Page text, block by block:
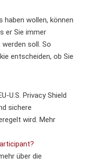
haben wollen, können
er Sie immer
soll. So
entscheiden, ob Sie
U.S. Privacy Shield
sichere
wird. Mehr
über die